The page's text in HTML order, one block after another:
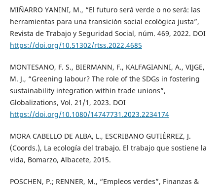
MIÑARRO YANINI, M., “El futuro será verde o no será: las
herramientas para una transición social ecológica justa”,
Revista de Trabajo y Seguridad Social, núm. 469, 2022. DOI
https://doi.org/10.51302/rtss.2022.4685
MONTESANO, F. S., BIERMANN, F., KALFAGIANNI, A., VIJGE,
M. J., “Greening labour? The role of the SDGs in fostering
sustainability integration within trade unions”,
Globalizations, Vol. 21/1, 2023. DOI
https://doi.org/10.1080/14747731.2023.2234174
MORA CABELLO DE ALBA, L., ESCRIBANO GUTIÉRREZ, J.
(Coords.), La ecología del trabajo. El trabajo que sostiene la
vida, Bomarzo, Albacete, 2015.
POSCHEN, P.; RENNER, M., “Empleos verdes”, Finanzas &